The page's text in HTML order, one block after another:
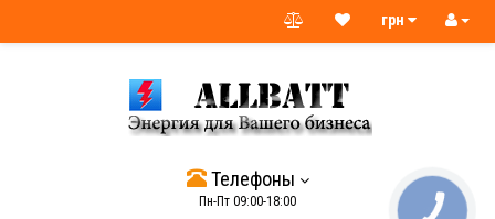
грн
Телефоны
Пн-Пт 09:00-18:00 КНОПКА
СВЯЗИ